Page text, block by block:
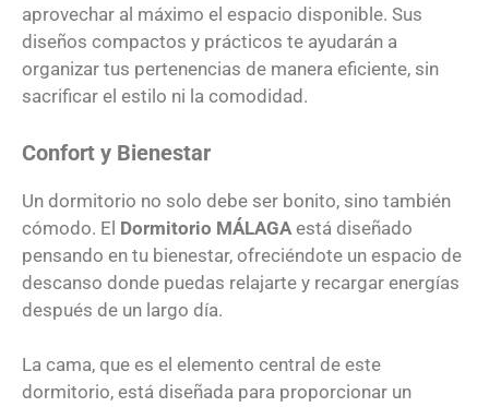
aprovechar al máximo el espacio disponible. Sus
diseños compactos y prácticos te ayudarán a
organizar tus pertenencias de manera eficiente, sin
sacrificar el estilo ni la comodidad.
Confort y Bienestar
Un dormitorio no solo debe ser bonito, sino también
cómodo. El Dormitorio MÁLAGA está diseñado
pensando en tu bienestar, ofreciéndote un espacio de
descanso donde puedas relajarte y recargar energías
después de un largo día.
La cama, que es el elemento central de este
dormitorio, está diseñada para proporcionar un